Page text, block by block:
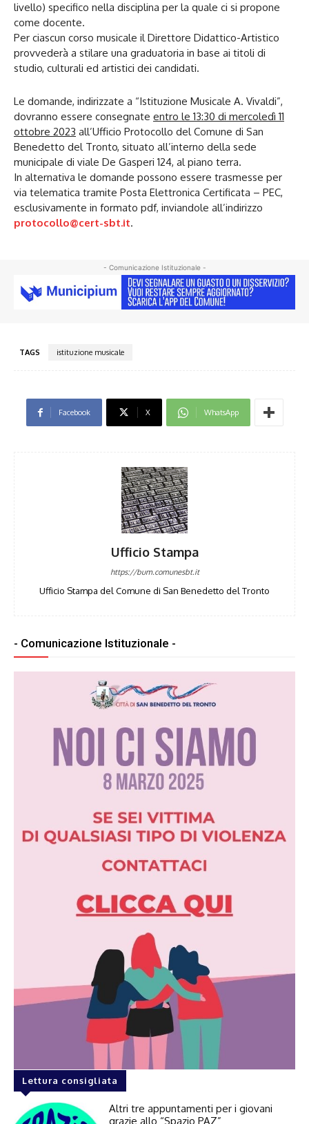
livello) specifico nella disciplina per la quale ci si propone
come docente.
Per ciascun corso musicale il Direttore Didattico-Artistico
provvederà a stilare una graduatoria in base ai titoli di
studio, culturali ed artistici dei candidati.
Le domande, indirizzate a “Istituzione Musicale A. Vivaldi”,
dovranno essere consegnate entro le 13:30 di mercoledì 11
ottobre 2023 all’Ufficio Protocollo del Comune di San
Benedetto del Tronto, situato all’interno della sede
municipale di viale De Gasperi 124, al piano terra.
In alternativa le domande possono essere trasmesse per
via telematica tramite Posta Elettronica Certificata – PEC,
esclusivamente in formato pdf, inviandole all’indirizzo
protocollo@cert-sbt.it.
- Comunicazione Istituzionale -
TAGS istituzione musicale
Facebook X WhatsApp
Ufficio Stampa
https://bum.comunesbt.it
Ufficio Stampa del Comune di San Benedetto del Tronto
- Comunicazione Istituzionale -
Lettura consigliata
Altri tre appuntamenti per i giovani
grazie allo “Spazio PAZ”